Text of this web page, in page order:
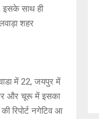
इसके साथ ही
शहर
में 22, जयपुर में
और चूरू में इसका
रिपोर्ट नगेटिव आ